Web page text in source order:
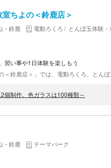
ちよの＜鈴鹿店＞
・鈴鹿 電動ろくろ とんぼ玉体験・
習い事や1日体験を楽しもう
個制作。色ガラスは100種類～
・鈴鹿
テーマパーク